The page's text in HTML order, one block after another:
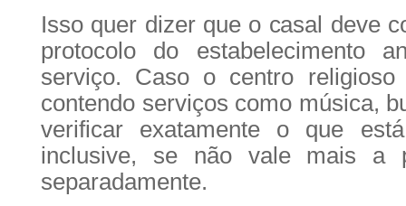
Isso quer dizer que o casal deve
protocolo do estabelecimento
serviço. Caso o centro religioso
contendo serviços como música,
verificar exatamente o que
inclusive, se não vale mais a
separadamente.